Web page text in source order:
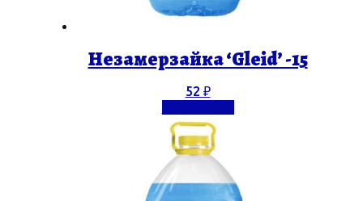
Незамерзайка ‘Gleid’ -15
52 ₽